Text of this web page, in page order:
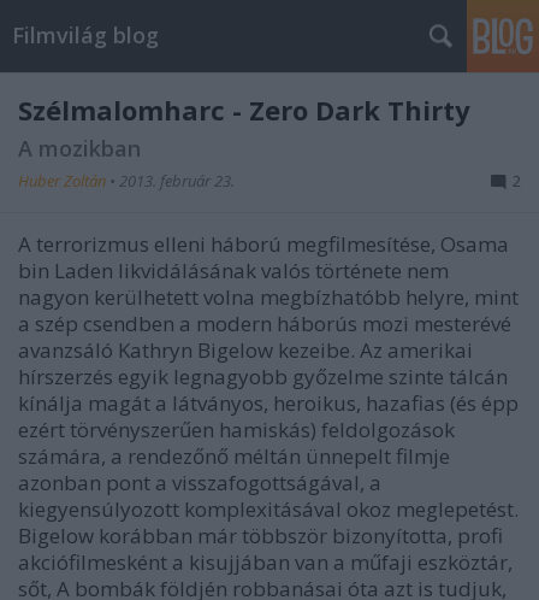
Filmvilág blog
Szélmalomharc - Zero Dark Thirty
A mozikban
Huber Zoltán • 2013. február 23. 2
A terrorizmus elleni háború megfilmesítése, Osama
bin Laden likvidálásának valós története nem
nagyon kerülhetett volna megbízhatóbb helyre, mint
a szép csendben a modern háborús mozi mesterévé
avanzsáló Kathryn Bigelow kezeibe. Az amerikai
hírszerzés egyik legnagyobb győzelme szinte tálcán
kínálja magát a látványos, heroikus, hazafias (és épp
ezért törvényszerűen hamiskás) feldolgozások
számára, a rendezőnő méltán ünnepelt filmje
azonban pont a visszafogottságával, a
kiegyensúlyozott komplexitásával okoz meglepetést.
Bigelow korábban már többször bizonyította, profi
akciófilmesként a kisujjában van a műfaji eszköztár,
sőt, A bombák földjén robbanásai óta azt is tudjuk,